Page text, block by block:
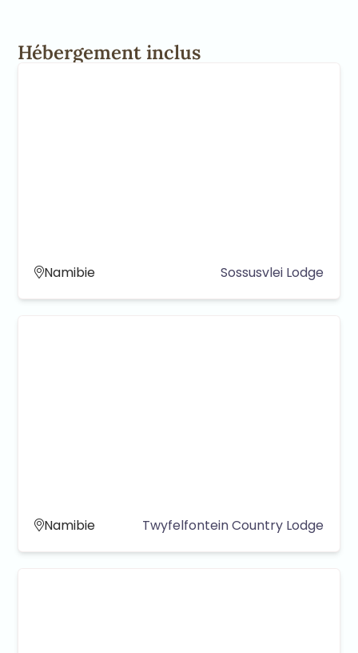
Hébergement inclus
Namibie Sossusvlei Lodge
Namibie Twyfelfontein Country Lodge